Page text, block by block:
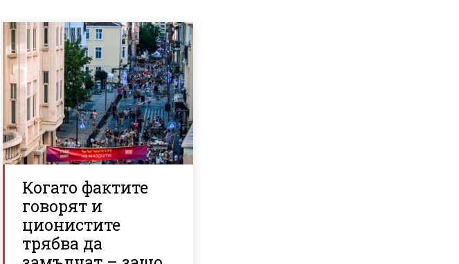
Когато фактите
говорят и
ционистите
трябва да